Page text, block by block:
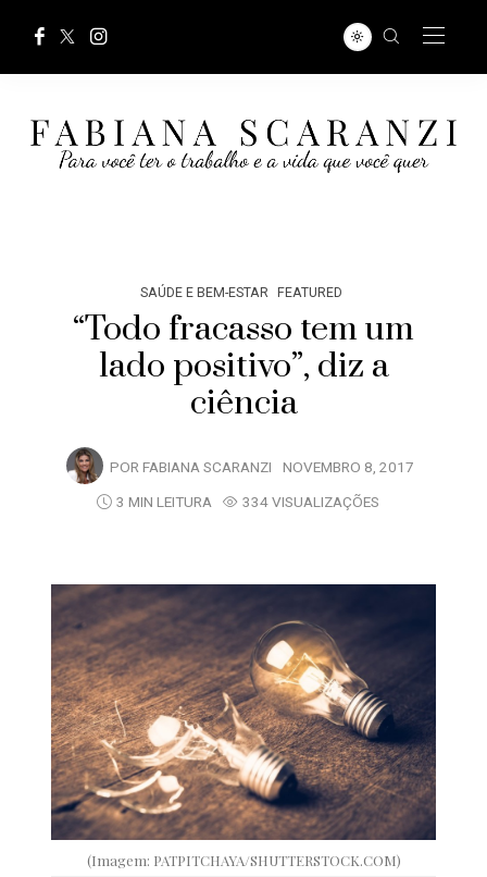
SAÚDE E BEM-ESTAR FEATURED
“Todo fracasso tem um
lado positivo”, diz a
ciência
POR FABIANA SCARANZI NOVEMBRO 8, 2017
3 MIN LEITURA
334 VISUALIZAÇÕES
(Imagem: PATPITCHAYA/SHUTTERSTOCK.COM)